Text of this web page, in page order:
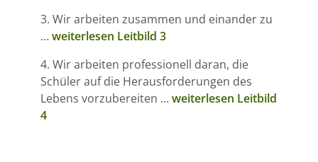
3. Wir arbeiten zusammen und einander zu
…weiterlesen Leitbild 3
4. Wir arbeiten professionell daran, die
Schüler auf die Herausforderungen des
Lebens vorzubereiten …weiterlesen Leitbild
4